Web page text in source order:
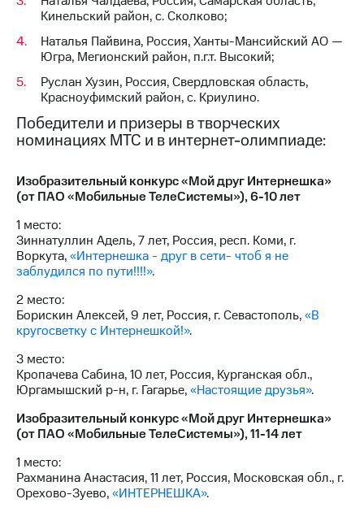
Кинельский район, с. Сколково;
Наталья Пайвина, Россия, Ханты-Мансийский АО —
Югра, Мегионский район, п.г.т. Высокий;
Руслан Хузин, Россия, Свердловская область,
Красноуфимский район, с. Криулино.
Победители и призеры в творческих
номинациях МТС и в интернет-олимпиаде:
Изобразительный конкурс «Мой друг Интернешка»
(от ПАО «Мобильные ТелеСистемы»), 6-10 лет
1 место:
Зиннатуллин Адель, 7 лет, Россия, респ. Коми, г.
Воркута,«Интернешка - друг в сети- чтоб я не
заблудился по пути!!!!».
2 место:
Борискин Алексей, 9 лет, Россия, г. Севастополь,«В
кругосветку с Интернешкой!».
3 место:
Кропачева Сабина, 10 лет, Россия, Курганская обл.,
Юргамышский р-н, г. Гагарье,«Настоящие друзья».
Изобразительный конкурс «Мой друг Интернешка»
(от ПАО «Мобильные ТелеСистемы»), 11-14 лет
1 место:
Рахманина Анастасия, 11 лет, Россия, Московская обл., г.
Орехово-Зуево,«ИНТЕРНЕШКА».